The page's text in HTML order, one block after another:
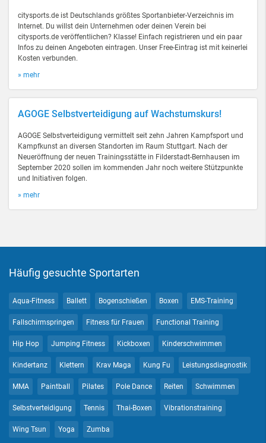
citysports.de ist Deutschlands größtes Sportanbieter-Verzeichnis im
Internet. Du willst dein Unternehmen oder deinen Verein bei
citysports.de veröffentlichen? Klasse! Einfach registrieren und ein paar
Infos zu deinen Angeboten eintragen. Unser Free-Eintrag ist mit keinerlei
Kosten verbunden.
» mehr
AGOGE Selbstverteidigung auf Wachstumskurs!
AGOGE Selbstverteidigung vermittelt seit zehn Jahren Kampfsport und
Kampfkunst an diversen Standorten im Raum Stuttgart. Nach der
Neueröffnung der neuen Trainingsstätte in Filderstadt-Bernhausen im
September 2020 sollen im kommenden Jahr noch weitere Stützpunkte
und Initiativen folgen.
» mehr
Häufig gesuchte Sportarten
Aqua-Fitness Ballett Bogenschießen Boxen EMS-Training
Fallschirmspringen Fitness für Frauen Functional Training
Hip Hop Jumping Fitness Kickboxen Kinderschwimmen
Kindertanz Klettern Krav Maga Kung Fu Leistungsdiagnostik
MMA Paintball Pilates Pole Dance Reiten Schwimmen
Selbstverteidigung Tennis Thai-Boxen Vibrationstraining
Wing Tsun Yoga Zumba